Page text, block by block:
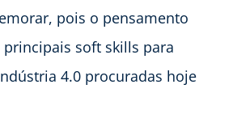
pois o pensamento
soft skills para
4.0 procuradas hoje